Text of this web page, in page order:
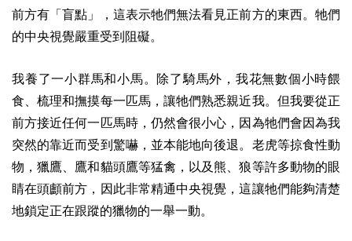
前方有「盲點」，這表示牠們無法看見正前方的東西。牠們
的中央視覺嚴重受到阻礙。
我養了一小群馬和小馬。除了騎馬外，我花無數個小時餵
食、梳理和撫摸每一匹馬，讓牠們熟悉親近我。但我要從正
前方接近任何一匹馬時，仍然會很小心，因為牠們會因為我
突然的靠近而受到驚嚇，並本能地向後退。老虎等掠食性動
物，獵鷹、鷹和貓頭鷹等猛禽，以及熊、狼等許多動物的眼
睛在頭顱前方，因此非常精通中央視覺，這讓牠們能夠清楚
地鎖定正在跟蹤的獵物的一舉一動。